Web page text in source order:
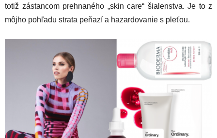
totiž zástancom prehnaného „skin care“ šialenstva. Je to z
môjho pohľadu strata peňazí a hazardovanie s pleťou.